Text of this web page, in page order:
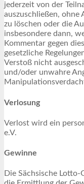
jederzeit von der
auszuschließen, ohne
zu löschen oder die
insbesondere dann,
Kommentar gegen
gesetzliche
Verstoß nicht
und/oder unwahre
Verlosung
Verlost wird ein
e.V.
Gewinne
Die Sächsische